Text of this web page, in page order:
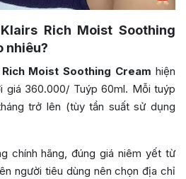
Rich Moist Soothing
nhiêu?
Moist Soothing Cream hiện
giá 360.000/ Tuýp 60ml. Mỗi tuýp
trở lên (tùy tần suất sử dụng
chính hãng, đúng giá niêm yết từ
người tiêu dùng nên chọn địa chỉ